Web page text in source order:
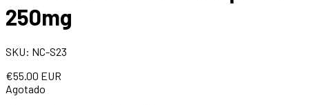
250mg
SKU: NC-S23
€55.00 EUR
Agotado